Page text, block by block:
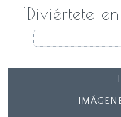
¡Diviértete